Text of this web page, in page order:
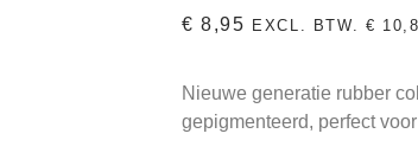
€ 8,95 EXCL. BTW. €
Nieuwe generatie rubber
gepigmenteerd, perfect